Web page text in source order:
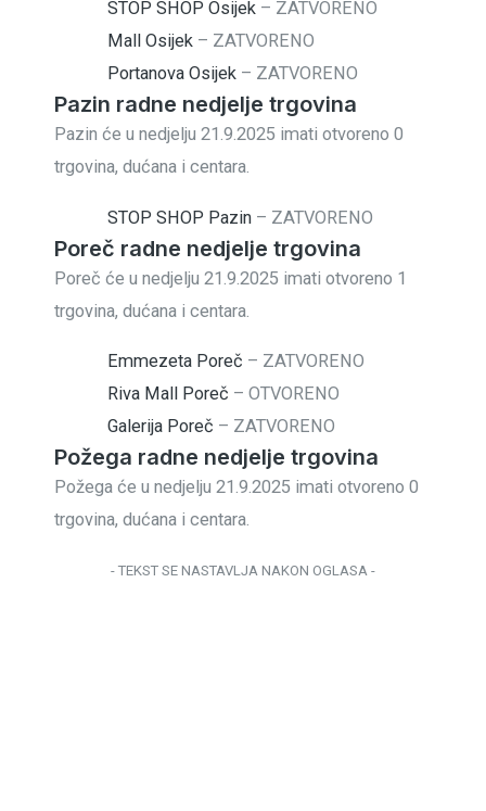
STOP SHOP Osijek – ZATVORENO
Mall Osijek – ZATVORENO
Portanova Osijek – ZATVORENO
Pazin radne nedjelje trgovina
Pazin će u nedjelju 21.9.2025 imati otvoreno 0
trgovina, dućana i centara.
STOP SHOP Pazin – ZATVORENO
Poreč radne nedjelje trgovina
Poreč će u nedjelju 21.9.2025 imati otvoreno 1
trgovina, dućana i centara.
Emmezeta Poreč – ZATVORENO
Riva Mall Poreč –OTVORENO
Galerija Poreč – ZATVORENO
Požega radne nedjelje trgovina
Požega će u nedjelju 21.9.2025 imati otvoreno 0
trgovina, dućana i centara.
- TEKST SE NASTAVLJA NAKON OGLASA -